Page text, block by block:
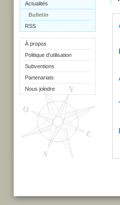
Actualités
Bulletin
RSS
À propos
Politique d'utilisation
Subventions
Partenariats
Nous joindre